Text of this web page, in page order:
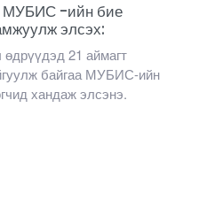
МУБИС -ийн бие
элсэх:
21 аймагт
байгаа МУБИС-ийн
хандаж элсэнэ.